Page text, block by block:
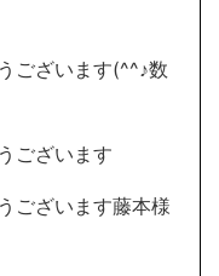
ございます(^^♪数
ございます
ございます藤本様